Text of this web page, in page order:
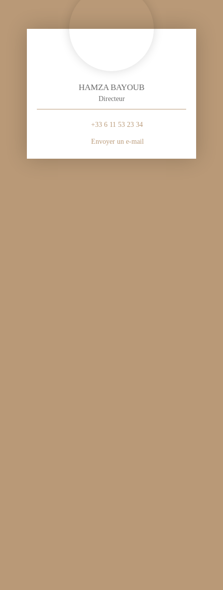
HAMZA BAYOUB
Directeur
+33 6 11 53 23 34
Envoyer un e-mail